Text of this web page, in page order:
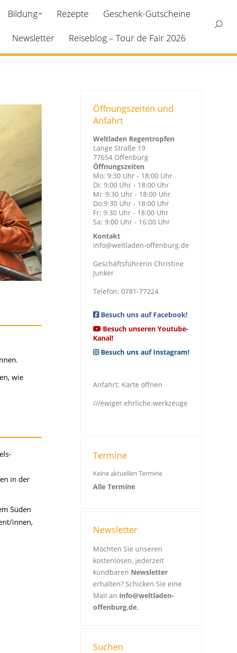
Bildung Rezepte Geschenk-Gutscheine
Newsletter Reiseblog – Tour de Fair 2026
wie
in der
Süden
innen,
Öffnungszeiten und
Anfahrt
Weltladen Regentropfen
Lange Straße 19
77654 Offenburg
Öffnungszeiten
Mo: 9:30 Uhr - 18:00 Uhr
Di: 9:00 Uhr - 18:00 Uhr
Mi: 9:30 Uhr - 18:00 Uhr
Do:9:30 Uhr - 18:00 Uhr
Fr: 9:30 Uhr - 18:00 Uhr
Sa: 9:00 Uhr - 16:00 Uhr
Kontakt
info@weltladen-offenburg.de
Geschäftsführerin Christine
Junker
Telefon: 0781-77224
Besuch uns auf Facebook!
Besuch unseren Youtube-
Kanal!
Besuch uns auf Instagram!
Anfahrt: Karte öffnen
///ewiger.ehrliche.werkzeuge
Termine
Keine aktuellen Termine
Alle Termine
Newsletter
Möchten Sie unseren
kostenlosen, jederzeit
kündbaren Newsletter
erhalten? Schicken Sie eine
Mail an info@weltladen-
offenburg.de,
Suchen